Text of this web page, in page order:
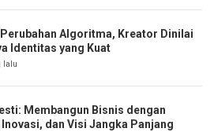
Perubahan Algoritma, Kreator Dinilai
Identitas yang Kuat
lalu
Membangun Bisnis dengan
dan Visi Jangka Panjang